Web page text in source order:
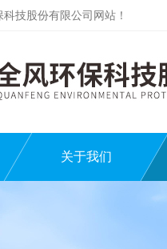
技股份有限公司网站！
关于我们